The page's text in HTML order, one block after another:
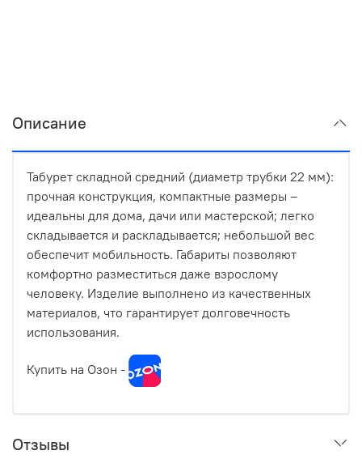
Описание
Табурет складной средний (диаметр трубки 22 мм):
прочная конструкция, компактные размеры –
идеальны для дома, дачи или мастерской; легко
складывается и раскладывается; небольшой вес
обеспечит мобильность. Габариты позволяют
комфортно разместиться даже взрослому
человеку. Изделие выполнено из качественных
материалов, что гарантирует долговечность
использования.
Купить на Озон -
Отзывы